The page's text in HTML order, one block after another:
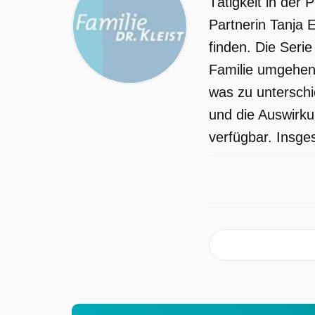
sich vor Freude, bis eine schwere
Komplikation das Leben von Mutter
Kind zu gefährden droht. Auch wenn
sich die Wogen in der Villa geglättet
haben, hadert Lotte noch immer mit
dem Umzug nach Eisenach. Tanja
realisiert, dass sie gerne endgültig mit
Schließlich schafft Piwi es, Lotte mit
Partnerin Tanja
finden. Die
Familie
was zu
und die
verfügbar.